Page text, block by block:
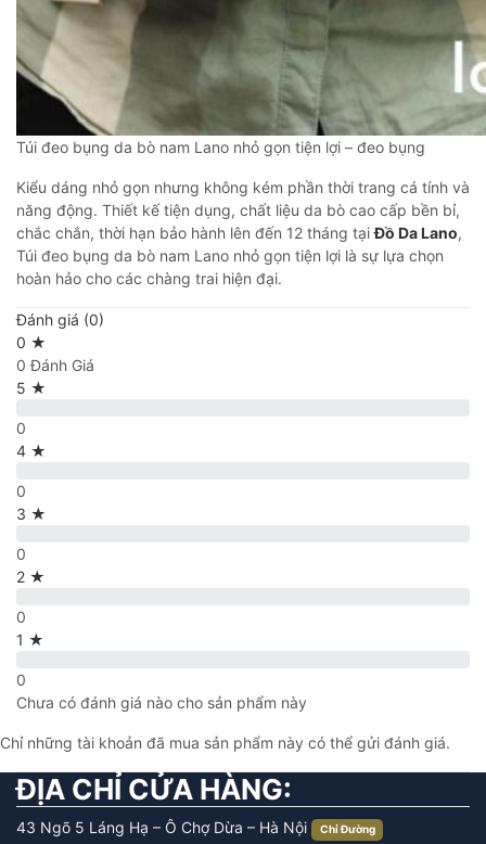
Túi đeo bụng da bò nam Lano nhỏ gọn tiện lợi – đeo bụng
Kiểu dáng nhỏ gọn nhưng không kém phần thời trang cá tính và
năng động. Thiết kế tiện dụng, chất liệu da bò cao cấp bền bỉ,
chắc chắn, thời hạn bảo hành lên đến 12 tháng tạiĐồ Da Lano,
Túi đeo bụng da bò nam Lano nhỏ gọn tiện lợi là sự lựa chọn
hoàn hảo cho các chàng trai hiện đại.
Đánh giá (0)
0 ★
0 Đánh Giá
5 ★
0
4 ★
0
3 ★
0
2 ★
0
1 ★
0
Chưa có đánh giá nào cho sản phẩm này
Chỉ những tài khoản đã mua sản phẩm này có thể gửi đánh giá.
ĐỊA CHỈ CỬA HÀNG:
43 Ngõ 5 Láng Hạ – Ô Chợ Dừa – Hà Nội Chỉ Đường